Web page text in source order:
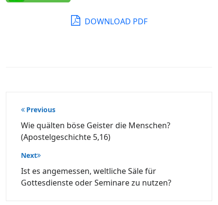
DOWNLOAD PDF
Beitragsnavigation
Previous
Wie quälten böse Geister die Menschen?
(Apostelgeschichte 5,16)
Next
Ist es angemessen, weltliche Säle für
Gottesdienste oder Seminare zu nutzen?